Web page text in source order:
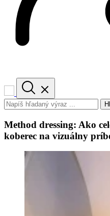
Method dressing: Ako
koberec na vizuálny